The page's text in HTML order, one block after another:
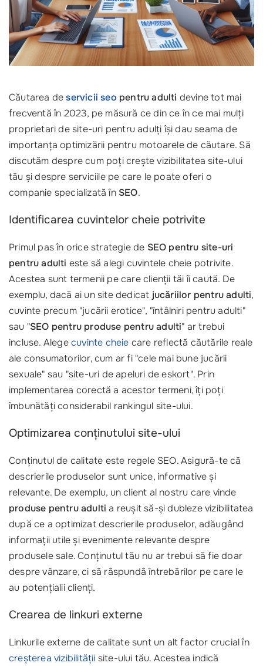
Căutarea deservicii seo pentru adulti devine tot mai
frecventă în 2023, pe măsură ce din ce în ce mai mulți
proprietari de site-uri pentru adulți își dau seama de
importanța optimizării pentru motoarele de căutare. Să
discutăm despre cum poți crește vizibilitatea site-ului
tău și despre serviciile pe care le poate oferi o
companie specializată în SEO.
Identificarea cuvintelor cheie potrivite
Primul pas în orice strategie de SEO pentru site-uri
pentru adulti este să alegi cuvintele cheie potrivite.
Acestea sunt termenii pe care clienții tăi îi caută. De
exemplu, dacă ai un site dedicat jucăriilor pentru adulti,
cuvinte precum "jucării erotice", "întâlniri pentru adulti"
sau "SEO pentru produse pentru adulti" ar trebui
incluse. Alegecuvinte cheie care reflectă căutările reale
ale consumatorilor, cum ar fi "cele mai bune jucării
sexuale" sau "site-uri de apeluri de eskort". Prin
implementarea corectă a acestor termeni, îți poți
îmbunătăți considerabil rankingul site-ului.
Optimizarea conținutului site-ului
Conținutul de calitate este regele SEO. Asigură-te că
descrierile produselor sunt unice, informative și
relevante. De exemplu, un client al nostru care vinde
produse pentru adulti a reușit să-și dubleze vizibilitatea
după ce a optimizat descrierile produselor, adăugând
informații utile și evenimente relevante despre
produsele sale. Conținutul tău nu ar trebui să fie doar
despre vânzare, ci să răspundă întrebărilor pe care le
au potențialii clienți.
Crearea de linkuri externe
Linkurile externe de calitate sunt un alt factor crucial în
creșterea vizibilității site-ului tău. Acestea indică